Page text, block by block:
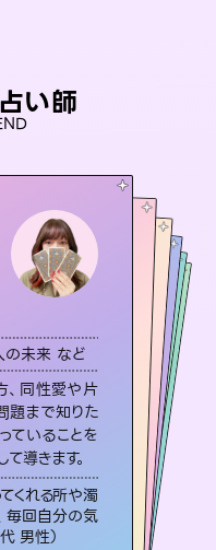
い師
の未来 など
、同性愛や片
題まで知りた
ていることを
導きます。
くれる所や濁
毎回自分の気
男性）
みう）
リ
ち、復縁 など
特に「曖昧な関
おり、友達以上
今後や本音を丁
と導きます。
バイス通りに行
ました。ありが
代 女性）
クル
ゴリ
の気持ち など
ドを使って「今」と
になるあの人の気持
解き、恋や人生のヒ
します。
たいに晴れまし
っしゃるんだなと
性）
＊花
リーディング
カテゴリ
い、復縁 など
て
るあなたの素敵な未来を見つけ、その未来を選択できるようアドバイスします。
ー
人間関係、本心など
てびっくり。対策が
れます（40代）
ル・リーディング
談カテゴリ
人の気持ち、復縁 など
ついて
歴史を持つ東洋最古の
詳細まで占い、幸せへ向
ます。厳しい結果にも具
伝えします。
ュー
かり聞いて鑑定して
気持ちが楽になりまし
ト理恵
ラ タロット
アル・リーディング
談カテゴリ
の未来、年の差 など
ついて
縁、成就などの報告実績
ストとして2万超の施術経
こそできる鑑定で、より良
ートします。
ビュー
定でした。しかもこち
ないのに視えていらっ
きです（30代女性）